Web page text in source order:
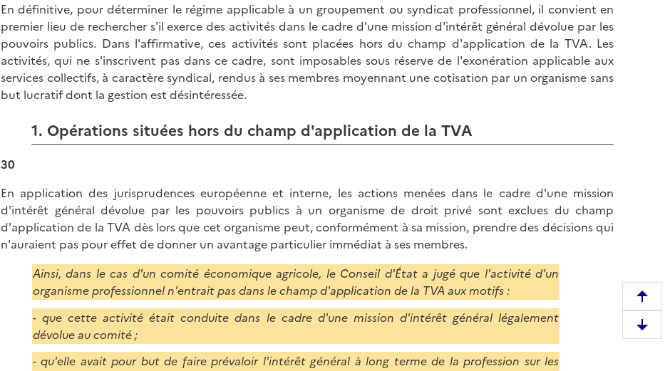
En définitive, pour déterminer le régime applicable à un groupement ou syndicat professionnel, il convient en
premier lieu de rechercher s'il exerce des activités dans le cadre d'une mission d'intérêt général dévolue par les
pouvoirs publics. Dans l'affirmative, ces activités sont placées hors du champ d'application de la TVA. Les
activités, qui ne s'inscrivent pas dans ce cadre, sont imposables sous réserve de l'exonération applicable aux
services collectifs, à caractère syndical, rendus à ses membres moyennant une cotisation par un organisme sans
but lucratif dont la gestion est désintéressée.
1. Opérations situées hors du champ d'application de la TVA
30
En application des jurisprudences européenne et interne, les actions menées dans le cadre d'une mission
d'intérêt général dévolue par les pouvoirs publics à un organisme de droit privé sont exclues du champ
d'application de la TVA dès lors que cet organisme peut, conformément à sa mission, prendre des décisions qui
n'auraient pas pour effet de donner un avantage particulier immédiat à ses membres.
Ainsi, dans le cas d'un comité économique agricole, le Conseil d'État a jugé que l'activité d'un
organisme professionnel n'entrait pas dans le champ d'application de la TVA aux motifs :
- que cette activité était conduite dans le cadre d'une mission d'intérêt général légalement
dévolue au comité ;
- qu'elle avait pour but de faire prévaloir l'intérêt général à long terme de la profession sur les
e
m
D